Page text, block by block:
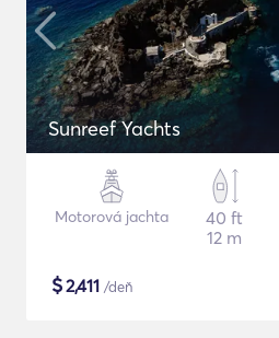
Sunreef Yachts
Motorová jachta
40 ft
12 m
$2,411 /deň